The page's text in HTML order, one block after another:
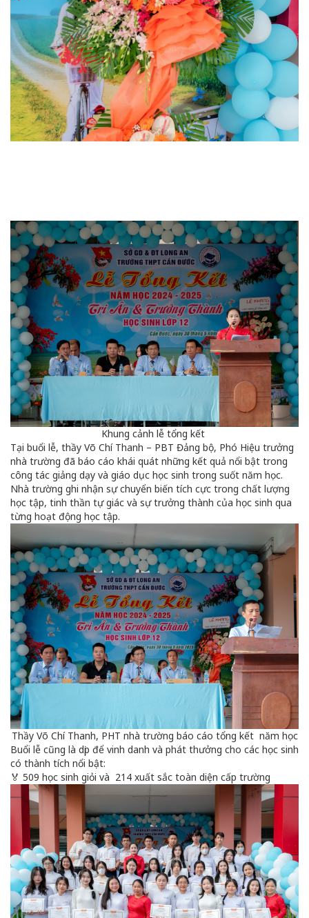
Khung cảnh lễ tổng kết
Tại buổi lễ, thầy Võ Chí Thanh – PBT Đảng bộ, Phó Hiệu trưởng
nhà trường đã báo cáo khái quát những kết quả nổi bật trong
công tác giảng dạy và giáo dục học sinh trong suốt năm học.
Nhà trường ghi nhận sự chuyển biến tích cực trong chất lượng
học tập, tinh thần tự giác và sự trưởng thành của học sinh qua
từng hoạt động học tập.
Thầy Võ Chí Thanh, PHT nhà trường báo cáo tổng kết năm học
Buổi lễ cũng là dịp để vinh danh và phát thưởng cho các học sinh
có thành tích nổi bật:
🏅 509 học sinh giỏi và 214 xuất sắc toàn diện cấp trường